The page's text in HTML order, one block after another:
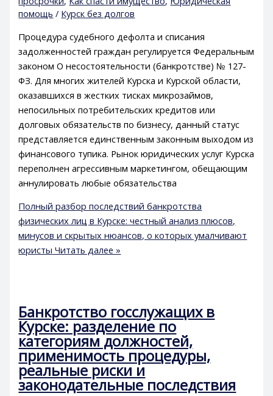
помощь / Курск без долгов
Процедура судебного дефолта и списания
задолженностей граждан регулируется Федеральным
законом О несостоятельности (банкротстве) № 127-
ФЗ. Для многих жителей Курска и Курской области,
оказавшихся в жестких тисках микрозаймов,
непосильных потребительских кредитов или
долговых обязательств по бизнесу, данный статус
представляется единственным законным выходом из
финансового тупика. Рынок юридических услуг Курска
переполнен агрессивным маркетингом, обещающим
аннулировать любые обязательства
Полный разбор последствий банкротства
физических лиц в Курске: честный анализ плюсов,
минусов и скрытых нюансов, о которых умалчивают
юристы Читать далее »
Банкротство госслужащих в
Курске: разделение по
категориям должностей,
применимость процедуры,
реальные риски и
законодательные последствия